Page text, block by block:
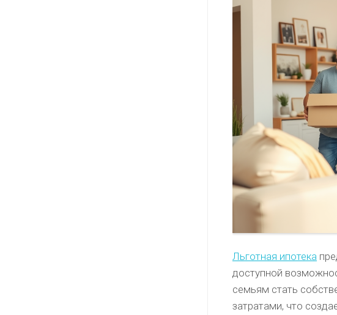
Льготная ипотека
доступной
семьям стать
затратами, что